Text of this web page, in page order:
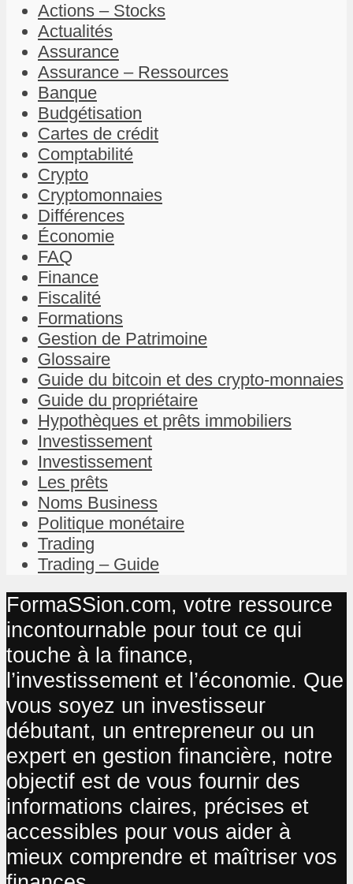
Actions – Stocks
Actualités
Assurance
Assurance – Ressources
Banque
Budgétisation
Cartes de crédit
Comptabilité
Crypto
Cryptomonnaies
Différences
Économie
FAQ
Finance
Fiscalité
Formations
Gestion de Patrimoine
Glossaire
Guide du bitcoin et des crypto-monnaies
Guide du propriétaire
Hypothèques et prêts immobiliers
Investissement
Investissement
Les prêts
Noms Business
Politique monétaire
Trading
Trading – Guide
FormaSSion.com, votre ressource
incontournable pour tout ce qui
touche à la finance,
l’investissement et l’économie. Que
vous soyez un investisseur
débutant, un entrepreneur ou un
expert en gestion financière, notre
objectif est de vous fournir des
informations claires, précises et
accessibles pour vous aider à
mieux comprendre et maîtriser vos